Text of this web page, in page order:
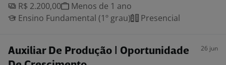
R$ 2.200,00
Menos de 1 ano
Ensino Fundamental (1º grau)
Presencial
Auxiliar De Produção | Oportunidade
26 jun